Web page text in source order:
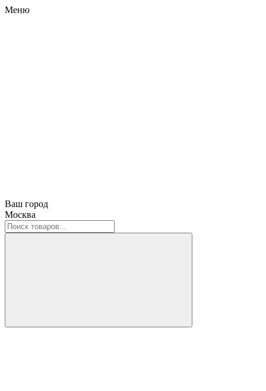
Меню
Ваш город
Москва